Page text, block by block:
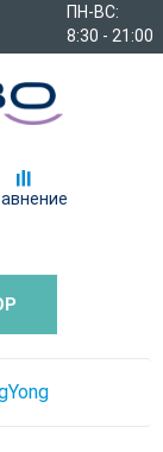
ПН-ВС:
8:30 - 21:00